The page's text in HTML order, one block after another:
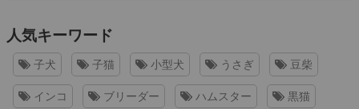
人気キーワード
子犬 子猫 小型犬 うさぎ 豆柴
インコ ブリーダー ハムスター 黒猫